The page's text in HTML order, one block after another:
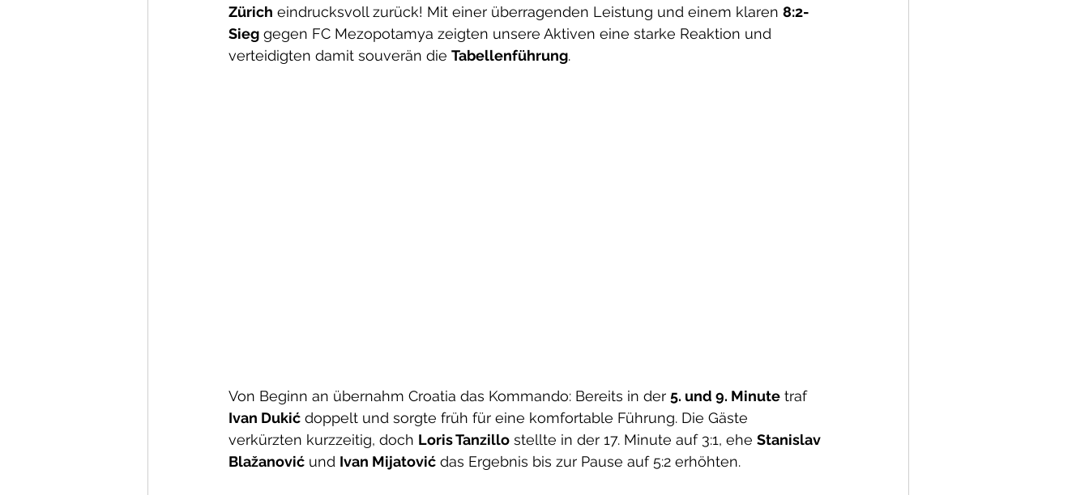
Zürich eindrucksvoll zurück! Mit einer überragenden Leistung und einem klaren 8:2-
Sieg gegen FC Mezopotamya zeigten unsere Aktiven eine starke Reaktion und
verteidigten damit souverän die Tabellenführung.
Von Beginn an übernahm Croatia das Kommando: Bereits in der 5. und 9. Minute traf
Ivan Dukić doppelt und sorgte früh für eine komfortable Führung. Die Gäste
verkürzten kurzzeitig, doch Loris Tanzillo stellte in der 17. Minute auf 3:1, ehe Stanislav
Blažanović und Ivan Mijatović das Ergebnis bis zur Pause auf 5:2 erhöhten.